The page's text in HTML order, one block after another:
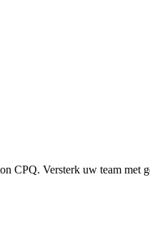
CPQ. Versterk uw team met